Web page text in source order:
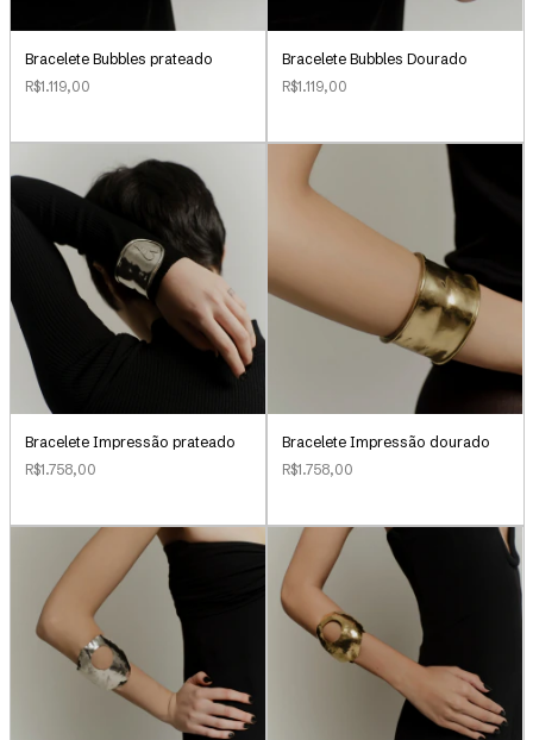
Bracelete Bubbles prateado
R$1.119,00
Bracelete Bubbles Dourado
R$1.119,00
Bracelete Impressão prateado
R$1.758,00
Bracelete Impressão dourado
R$1.758,00